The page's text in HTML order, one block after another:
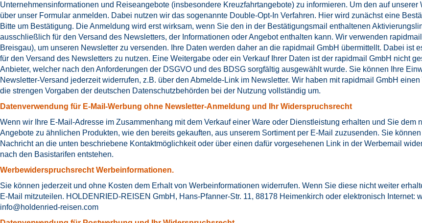
Unternehmensinformationen und Reiseangebote (insbesondere Kreuzfahrtangebote) zu informieren. Um den auf
über unser Formular anmelden. Dabei nutzen wir das sogenannte Double-Opt-In Verfahren. Hier wird zunächst eine
Bitte um Bestätigung. Die Anmeldung wird erst wirksam, wenn Sie den in der Bestätigungsmail enthaltenen
ausschließlich für den Versand des Newsletters, der Informationen oder Angebot enthalten kann. Wir verwenden
Breisgau), um unseren Newsletter zu versenden. Ihre Daten werden daher an die rapidmail GmbH übermittellt. Dabei ist
für den Versand des Newsletters zu nutzen. Eine Weitergabe oder ein Verkauf Ihrer Daten ist der rapidmail GmbH nicht
Anbieter, welcher nach den Anforderungen der DSGVO und des BDSG sorgfältig ausgewählt wurde. Sie können Ihre
Newsletter-Versand jederzeit widerrufen, z.B. über den Abmelde-Link im Newsletter. Wir haben mit rapidmail GmbH
die strengen Vorgaben der deutschen Datenschutzbehörden bei der Nutzung vollständig um.
Datenverwendung für E-Mail-Werbung ohne Newsletter-Anmeldung und Ihr Widerspruchsrecht
Wenn wir Ihre E-Mail-Adresse im Zusammenhang mit dem Verkauf einer Ware oder Dienstleistung erhalten und Sie
Angebote zu ähnlichen Produkten, wie den bereits gekauften, aus unserem Sortiment per E-Mail zuzusenden. Sie
Nachricht an die unten beschriebene Kontaktmöglichkeit oder über einen dafür vorgesehenen Link in der Werbemail
nach den Basistarifen entstehen.
Werbewiderspruchsrecht Werbeinformationen.
Sie können jederzeit und ohne Kosten dem Erhalt von Werbeinformationen widerrufen. Wenn Sie diese nicht weiter
E-Mail mitzuteilen. HOLDENRIED-REISEN GmbH, Hans-Pfanner-Str. 11, 88178 Heimenkirch oder elektronisch Internet:
info@holdenried-reisen.com